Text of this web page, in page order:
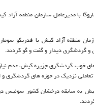
با مدیرعامل سازمان منطقه
منطقه آزاد کیش با فدریکو
و گردشگری دیدار و گفت و گو کردند.
خوب گردشگری جزیره کیش، عدم
نزدیک در حوزه های گردشگری و
به سابقه درخشان کشور سوئیس